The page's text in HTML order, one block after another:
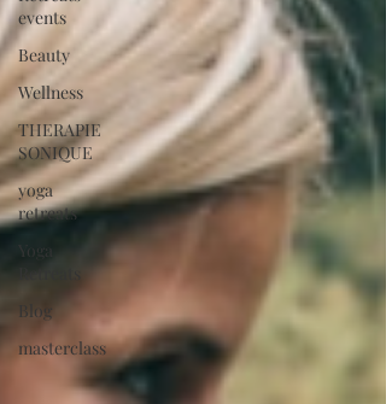
events
Beauty
Wellness
THERAPIE
SONIQUE
yoga
retreats
Yoga
Retreats
Blog
masterclass